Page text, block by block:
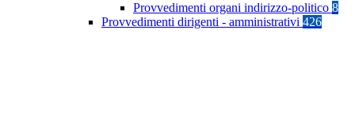
Provvedimenti organi indirizzo-politico 8
Provvedimenti dirigenti - amministrativi 426